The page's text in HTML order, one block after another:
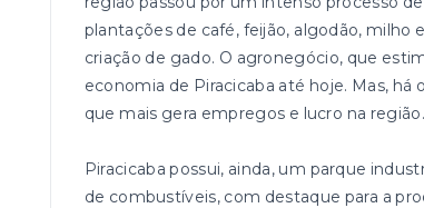
plantações de café, feijão, algodão, milho
criação de gado. O agronegócio, que
economia de Piracicaba até hoje. Mas,
que mais gera empregos e lucro na região.
Piracicaba possui, ainda, um parque
de combustíveis, com destaque para a